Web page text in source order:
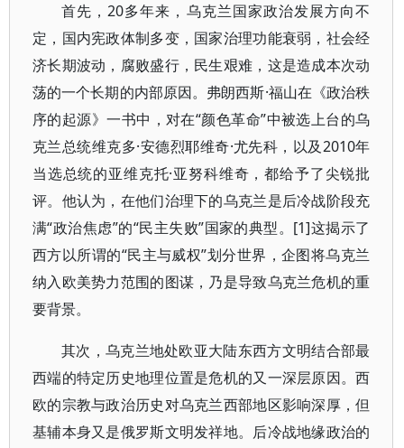
首先，20多年来，乌克兰国家政治发展方向不
定，国内宪政体制多变，国家治理功能衰弱，社会经
济长期波动，腐败盛行，民生艰难，这是造成本次动
荡的一个长期的内部原因。弗朗西斯·福山在《政治秩
序的起源》一书中，对在“颜色革命”中被选上台的乌
克兰总统维克多·安德烈耶维奇·尤先科，以及2010年
当选总统的亚维克托·亚努科维奇，都给予了尖锐批
评。他认为，在他们治理下的乌克兰是后冷战阶段充
满“政治焦虑”的“民主失败”国家的典型。[1]这揭示了
西方以所谓的“民主与威权”划分世界，企图将乌克兰
纳入欧美势力范围的图谋，乃是导致乌克兰危机的重
要背景。
其次，乌克兰地处欧亚大陆东西方文明结合部最
西端的特定历史地理位置是危机的又一深层原因。西
欧的宗教与政治历史对乌克兰西部地区影响深厚，但
基辅本身又是俄罗斯文明发祥地。后冷战地缘政治的